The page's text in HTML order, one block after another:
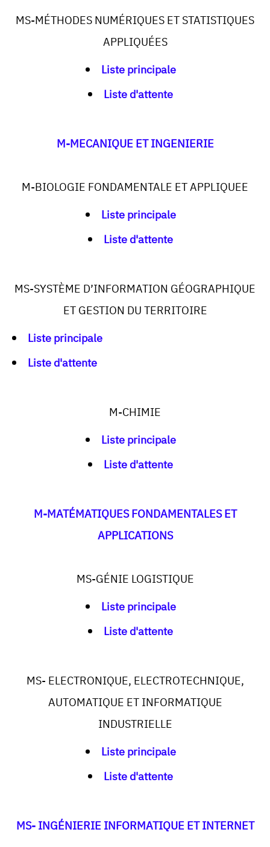
MS-MÉTHODES NUMÉRIQUES ET STATISTIQUES
APPLIQUÉES
Liste principale
Liste d'attente
M-MECANIQUE ET INGENIERIE
M-BIOLOGIE FONDAMENTALE ET APPLIQUEE
Liste principale
Liste d'attente
MS-SYSTÈME D’INFORMATION GÉOGRAPHIQUE
ET GESTION DU TERRITOIRE
Liste principale
Liste d'attente
M-CHIMIE
Liste principale
Liste d'attente
M-MATÉMATIQUES FONDAMENTALES ET
APPLICATIONS
MS-GÉNIE LOGISTIQUE
Liste principale
Liste d'attente
MS- ELECTRONIQUE, ELECTROTECHNIQUE,
AUTOMATIQUE ET INFORMATIQUE
INDUSTRIELLE
Liste principale
Liste d'attente
MS- INGÉNIERIE INFORMATIQUE ET INTERNET